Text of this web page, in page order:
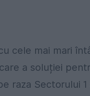
cele mai mari
a soluției
raza Sectorului